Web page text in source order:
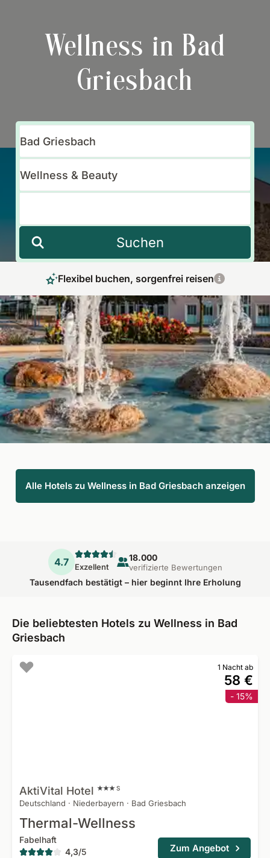
Wellness in Bad
Griesbach
Suchen
Flexibel buchen, sorgenfrei reisen
Wellnesshotels im mediterranen Flair
Bei Wellness in Bad Griesbach erleben Sie einen Aufenthalt in
der Naturlandschaft der bayerischen Toskana, wie das Rottal
auch liebevoll genannt wird. Erleben Sie die heilende Wirkung
des Thermalwassers und schalten Sie in Ihrem Wellnessurlaub
komplett ab.
Alle Hotels zu Wellness in Bad Griesbach anzeigen
4.7 Exzellent
18.000
verifizierte Bewertungen
Tausendfach bestätigt – hier beginnt Ihre Erholung
Die beliebtesten Hotels zu Wellness in Bad
Griesbach
1 Nacht ab
58 €
- 15%
AktiVital Hotel S
Deutschland · Niederbayern · Bad Griesbach
Thermal-Wellness
Fabelhaft
4,3/5 Zum Angebot